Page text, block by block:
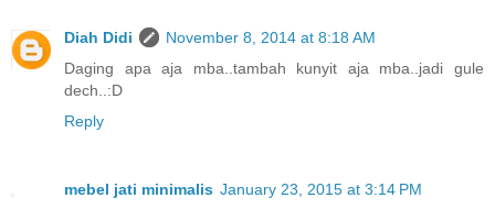
Diah Didi
November 8, 2014 at 8:18 AM
Daging apa aja mba..tambah kunyit aja mba..jadi gule
dech..:D
Reply
mebel jati minimalis January 23, 2015 at 3:14 PM